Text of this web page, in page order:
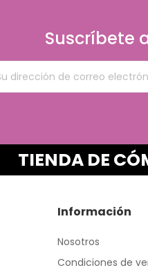
Suscríbete
TIENDA DE
Información
Nosotros
Condiciones de